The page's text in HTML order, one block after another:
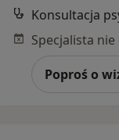
Konsultacja
Poproś o